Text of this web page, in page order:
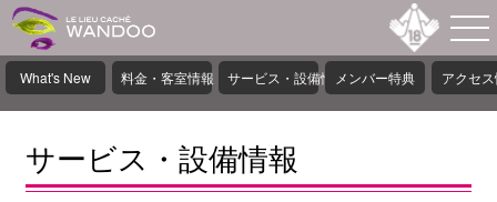
What's New 料金・客室情報 サービス・設備情報メンバー特典 アクセ
サービス・設備情報